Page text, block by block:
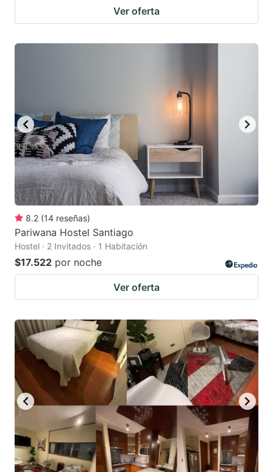
Ver oferta
8.2 (14 reseñas)
Pariwana Hostel Santiago
Hostel · 2 Invitados · 1 Habitación
$17.522 por noche
Ver oferta